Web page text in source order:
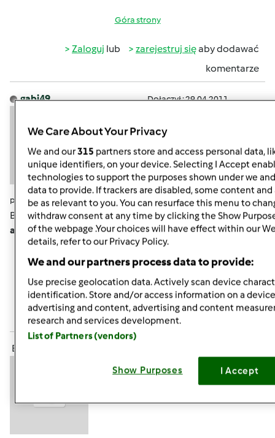
Góra strony
Zaloguj lub zarejestruj sięaby dodawać
komentarze
gabi49 Dołączył : 29.04.2011
pon., 07/15/2013 - 19:50
#7
Brak słów zachwytu!!!!!! TakMonisiu, piękne i proste. No,
ale trzeba na to "wpaść"
Góra strony
Zalogujlub zarejestruj sięaby dodawać
ElaK (niezweryfikowany)
We Care About Your Privacy
We and our315 partners store and access personal data,
unique identifiers, on your device. Selecting I Accept
technologies to support the purposes shown under we
data to provide. If trackers are disabled, some content and
be as relevant to you. You can resurface this menu to
withdraw consent at any time by clicking the Show
of the webpage .Your choices will have effect within our
details, refer to our Privacy Policy.
We and our partners process data to provide:
Use precise geolocation data. Actively scan device
identification. Store and/or access information on a
advertising and content, advertising and content
research and services development.
List of Partners (vendors)
Show Purposes I Accept